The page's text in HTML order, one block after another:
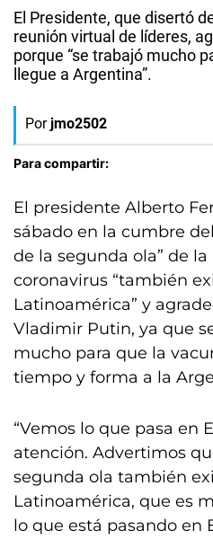
El Presidente, que disertó
reunión virtual de líderes,
porque “se trabajó mucho
llegue a Argentina”.
Por jmo2502
Para compartir:
El presidente Alberto
sábado en la cumbre
de la segunda ola” de
coronavirus “también
Latinoamérica” y
Vladimir Putin, ya que
mucho para que la
tiempo y forma a la
“Vemos lo que pasa en
atención. Advertimos
segunda ola también
Latinoamérica, que es
lo que está pasando en